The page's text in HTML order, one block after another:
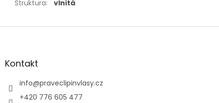
Struktura: vlnitá
Z
aKontakt
info@praveclipinvlasy.cz
+420 776 605 477